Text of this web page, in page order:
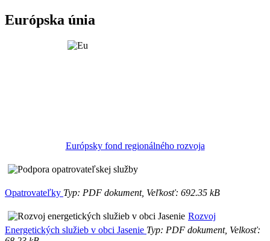
Európska únia
Európsky fond regionálného rozvoja
Opatrovateľky Typ: PDF dokument, Veľkosť: 692.35 kB
Rozvoj
Energetických služieb v obci Jasenie Typ: PDF dokument, Velkosť: